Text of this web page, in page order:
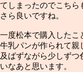
てしまったのでこちら
さら良いですね。
一度松本で購入したこ
牛乳パンが作られて親
及ばずながら少しずつ
いなあと思います。